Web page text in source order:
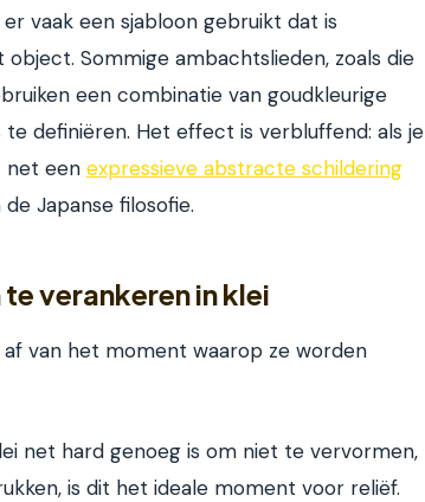
vaak een sjabloon gebruikt dat is
Sommige ambachtslieden, zoals die
een combinatie van goudkleurige
definiëren. Het effect is verbluffend: als je
net een expressieve abstracte schildering
Japanse filosofie.
verankeren in klei
van het moment waarop ze worden
net hard genoeg is om niet te vervormen,
is dit het ideale moment voor reliëf.